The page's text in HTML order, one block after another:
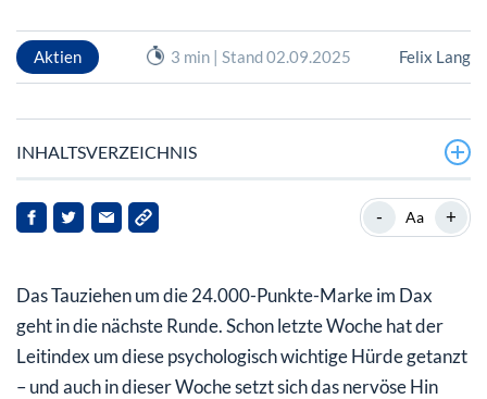
Aktien 3 min | Stand 02.09.2025 Felix Lang
INHALTSVERZEICHNIS
Unternehmensnachrichten & Einzelaktien
Fazit
- Aa +
Das Tauziehen um die 24.000-Punkte-Marke im Dax
geht in die nächste Runde. Schon letzte Woche hat der
Leitindex um diese psychologisch wichtige Hürde getanzt
– und auch in dieser Woche setzt sich das nervöse Hin